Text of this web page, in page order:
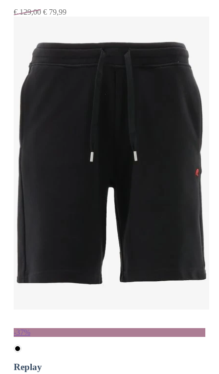
€129,00 € 79,99
-37%
Replay